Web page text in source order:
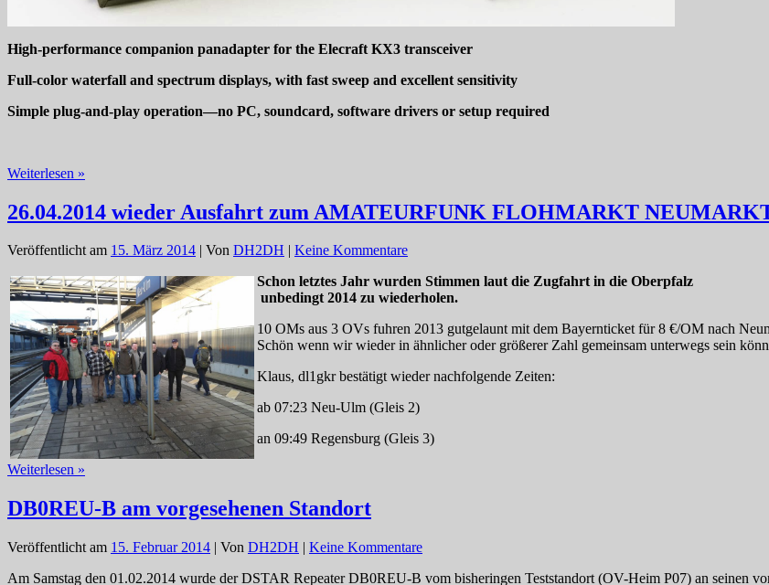
High-performance companion panadapter for the Elecraft KX3 transceiver
Full-color waterfall and spectrum displays, with fast sweep and excellent sensitivity
Simple plug-and-play operation—no PC, soundcard, software drivers or setup required
Weiterlesen »
PANADAPTER
26.04.2014 wieder Ausfahrt zum AMATEURFUNK FLOHMARKT
Veröffentlicht am 15. März 2014 | Von DH2DH
Keine Kommentare
Schon letztes Jahr wurden Stimmen laut die Zugfahrt in die Oberpfalz
unbedingt 2014 zu wiederholen.
10 OMs aus 3 OVs fuhren 2013 gutgelaunt mit dem Bayernticket für 8 €/OM nach
Schön wenn wir wieder in ähnlicher oder größerer Zahl gemeinsam unterwegs sein
Klaus, dl1gkr bestätigt wieder nachfolgende Zeiten:
ab 07:23 Neu-Ulm (Gleis 2)
an 09:49 Regensburg (Gleis 3)
Weiterlesen »
Ausfahrt
zum
FLOHMARKT
DB0REU-B am vorgesehenen Standort
Veröffentlicht am 15. Februar 2014 | Von DH2DH | Keine Kommentare
Am Samstag den 01.02.2014 wurde der DSTAR Repeater DB0REU-B vom bisheringen Teststandort (OV-Heim P07) an seinen